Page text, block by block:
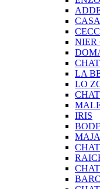
NIER
LA
LO
IRIS